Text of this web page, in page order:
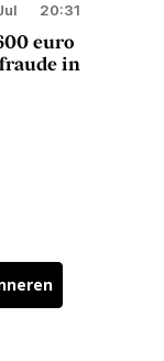
20:31
euro
in